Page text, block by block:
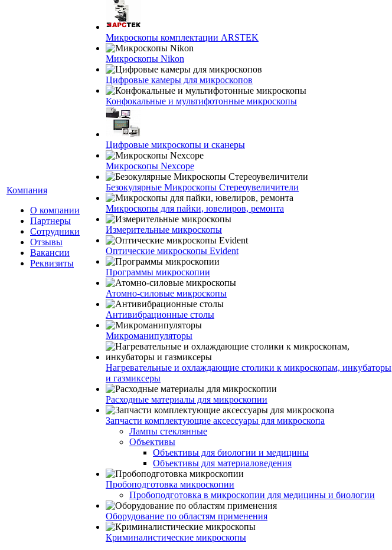
Компания
О компании
Партнеры
Сотрудники
Отзывы
Вакансии
Реквизиты
Микроскопы комплектации ARSTEK
Микроскопы Nikon
Цифровые камеры для микроскопов
Конфокальные и мультифотонные микроскопы
Цифровые микроскопы и сканеры
Микроскопы Nexcope
Безокулярные Микроскопы Стереоувеличители
Микроскопы для пайки, ювелиров, ремонта
Измерительные микроскопы
Оптические микроскопы Evident
Программы микроскопии
Атомно-силовые микроскопы
Антивибрационные столы
Микроманипуляторы
Нагревательные и охлаждающие столики к микроскопам, инкубаторы
и газмиксеры
Расходные материалы для микроскопии
Запчасти комплектующие аксессуары для микроскопа
Лампы стеклянные
Объективы
Объективы для биологии и медицины
Объективы для материаловедения
Пробоподготовка микроскопии
Пробоподготовка в микроскопии для медицины и биологии
Оборудование по областям применения
Криминалистические микроскопы